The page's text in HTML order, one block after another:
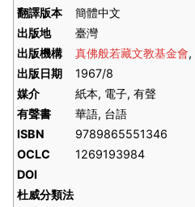
翻譯版本
簡體中文
出版地
臺灣
出版機構
真佛般若藏文教基金會,
出版日期
1967/8
媒介
紙本, 電子, 有聲
有聲書
華語, 台語
ISBN
9789865551346
OCLC
1269193984
DOI
杜威分類法